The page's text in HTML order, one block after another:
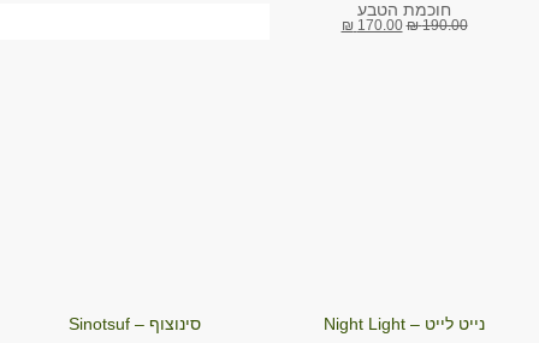
חוכמת הטבע
190.00
₪
170.00
₪
נייט לייט – Night Light
סינוצוף – Sinotsuf